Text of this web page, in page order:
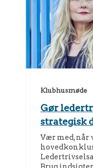
Klubhusmøde
Gør
strategisk
Vær med, når